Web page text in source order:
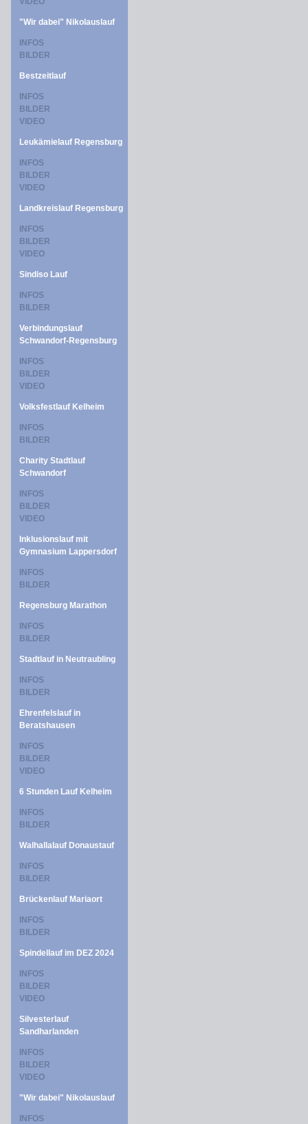
"Wir dabei" Nikolauslauf
INFOS
BILDER
Bestzeitlauf
INFOS
BILDER
VIDEO
Leukämielauf Regensburg
INFOS
BILDER
VIDEO
Landkreislauf Regensburg
INFOS
BILDER
VIDEO
Sindiso Lauf
INFOS
BILDER
Verbindungslauf
Schwandorf-Regensburg
INFOS
BILDER
VIDEO
Volksfestlauf Kelheim
INFOS
BILDER
Charity Stadtlauf
Schwandorf
INFOS
BILDER
VIDEO
Inklusionslauf mit
Gymnasium Lappersdorf
INFOS
BILDER
Regensburg Marathon
INFOS
BILDER
Stadtlauf in Neutraubling
INFOS
BILDER
Ehrenfelslauf in
Beratshausen
INFOS
BILDER
VIDEO
6 Stunden Lauf Kelheim
INFOS
BILDER
Walhallalauf Donaustauf
INFOS
BILDER
Brückenlauf Mariaort
INFOS
BILDER
Spindellauf im DEZ 2024
INFOS
BILDER
VIDEO
Silvesterlauf
Sandharlanden
INFOS
BILDER
VIDEO
"Wir dabei" Nikolauslauf
INFOS